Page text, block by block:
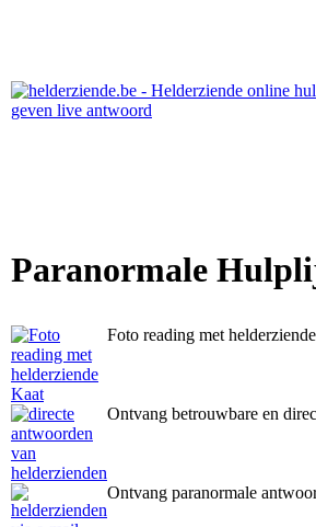
Paranormale
Foto reading met
Ontvang betrouwbare en
Ontvang paranormale